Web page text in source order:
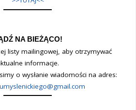
NA BIEŻĄCO!
listy mailingowej, aby otrzymywać
informacje.
o wysłanie wiadomości na adres: